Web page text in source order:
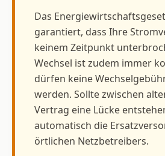
Das
garantiert, dass Ihre
keinem Zeitpunkt
Wechsel ist zudem immer
dürfen keine
werden. Sollte zwischen
Vertrag eine Lücke
automatisch die
örtlichen Netzbetreibers.